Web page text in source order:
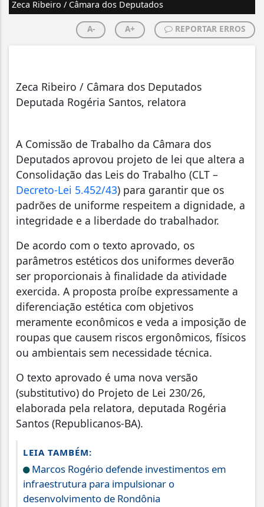
Zeca Ribeiro / Câmara dos Deputados
A- A+ REPORTAR ERROS
Zeca Ribeiro / Câmara dos Deputados
Deputada Rogéria Santos, relatora
A Comissão de Trabalho da Câmara dos
Deputados aprovou projeto de lei que altera a
Consolidação das Leis do Trabalho (CLT –
Decreto-Lei 5.452/43) para garantir que os
padrões de uniforme respeitem a dignidade, a
integridade e a liberdade do trabalhador.
De acordo com o texto aprovado, os
parâmetros estéticos dos uniformes deverão
ser proporcionais à finalidade da atividade
exercida. A proposta proíbe expressamente a
diferenciação estética com objetivos
meramente econômicos e veda a imposição de
roupas que causem riscos ergonômicos, físicos
ou ambientais sem necessidade técnica.
O texto aprovado é uma nova versão
(substitutivo) do Projeto de Lei 230/26,
elaborada pela relatora, deputada Rogéria
Santos (Republicanos-BA).
LEIA TAMBÉM:
Marcos Rogério defende investimentos em
infraestrutura para impulsionar o
desenvolvimento de Rondônia